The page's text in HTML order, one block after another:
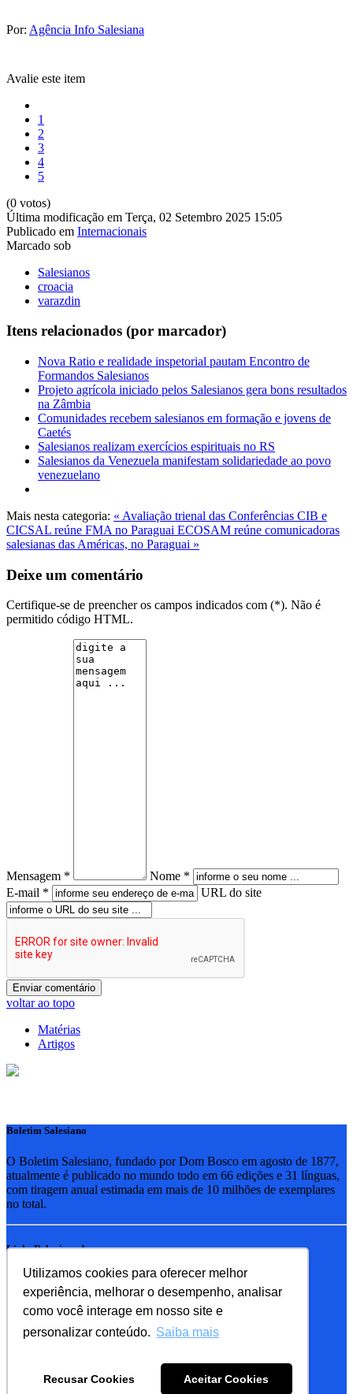
Utilizamos cookies para oferecer melhor
experiência, melhorar o desempenho, analisar
como você interage em nosso site e
personalizar conteúdo. Saiba mais
Recusar Cookies Aceitar Cookies
Por: Agência Info Salesiana
Avalie este item
1
2
3
4
5
(0 votos)
Última modificação em Terça, 02 Setembro 2025 15:05
Publicado em Internacionais
Marcado sob
Salesianos
croacia
varazdin
Itens relacionados (por marcador)
Nova Ratio e realidade inspetorial pautam Encontro de
Formandos Salesianos
Projeto agrícola iniciado pelos Salesianos gera bons resultados
na Zâmbia
Comunidades recebem salesianos em formação e jovens de
Caetés
Salesianos realizam exercícios espirituais no RS
Salesianos da Venezuela manifestam solidariedade ao povo
venezuelano
Mais nesta categoria: « Avaliação trienal das Conferências CIB e
CICSAL reúne FMA no Paraguai ECOSAM reúne comunicadoras
salesianas das Américas, no Paraguai »
Deixe um comentário
Certifique-se de preencher os campos indicados com (*). Não é
permitido código HTML.
Mensagem *
Nome *
E-mail *
URL do site
voltar ao topo
Matérias
Artigos
Boletim Salesiano
O Boletim Salesiano, fundado por Dom Bosco em agosto de 1877,
atualmente é publicado no mundo todo em 66 edições e 31 línguas,
com tiragem anual estimada em mais de 10 milhões de exemplares
no total.
Links Relacionados
RSB - Rede Salesiana Brasil
EDEBE - Editora
UPV - União pela Vida
Familia Salesiana
SDB - Salesianos de Dom Bosco
FMA - Filhas de Maria Auxiliadora